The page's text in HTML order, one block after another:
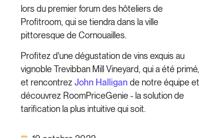
lors du premier forum des hôteliers de
Profitroom, qui se tiendra dans la ville
pittoresque de Cornouailles.
Profitez d'une dégustation de vins exquis au
vignoble Trevibban Mill Vineyard, qui a été primé,
et rencontrezJohn Halligan de notre équipe et
découvrez RoomPriceGenie - la solution de
tarification la plus intuitive qui soit.